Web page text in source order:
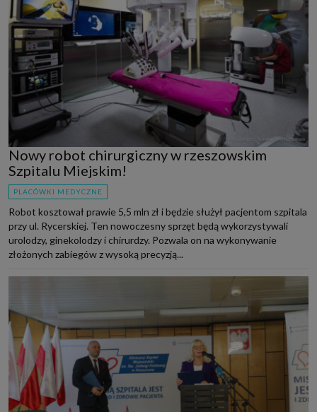
Nowy robot chirurgiczny w rzeszowskim
Szpitalu Miejskim!
PLACÓWKI MEDYCZNE
Robot kosztował prawie 5,5 mln zł i będzie służył pacjentom szpitala
przy ul. Rycerskiej. Ten nowoczesny sprzęt będą wykorzystywali
urolodzy, ginekolodzy i chirurdzy. Pozwala on na wykonywanie
złożonych zabiegów z wysoką precyzją...